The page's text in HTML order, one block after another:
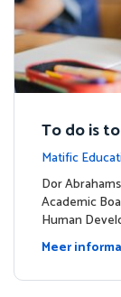
To do is
Matific
dership
Dor
Academic
Human
Meer